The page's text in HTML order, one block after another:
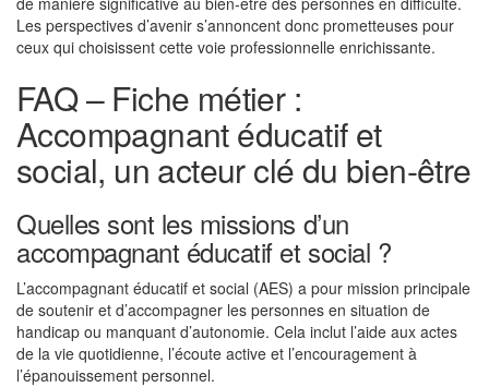
Les perspectives d’avenir s’annoncent donc prometteuses pour
ceux qui choisissent cette voie professionnelle enrichissante.
FAQ – Fiche métier :
Accompagnant éducatif et
social, un acteur clé du bien-être
Quelles sont les missions d’un
accompagnant éducatif et social ?
L’accompagnant éducatif et social (AES) a pour mission principale
de soutenir et d’accompagner les personnes en situation de
handicap ou manquant d’autonomie. Cela inclut l’aide aux actes
de la vie quotidienne, l’écoute active et l’encouragement à
l’épanouissement personnel.